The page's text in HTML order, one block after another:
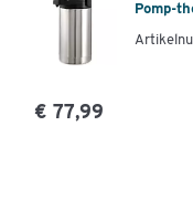
Pomp-
€ 77,99